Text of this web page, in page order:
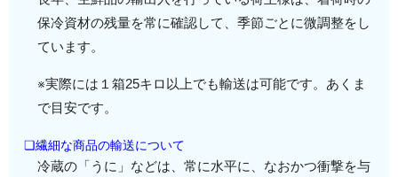
保冷資材の残量を常に確認して、季節ごとに微調整をし
ています。
※実際には１箱25キロ以上でも輸送は可能です。あくま
で目安です。
❏繊細な商品の輸送について
冷蔵の「うに」などは、常に水平に、なおかつ衝撃を与